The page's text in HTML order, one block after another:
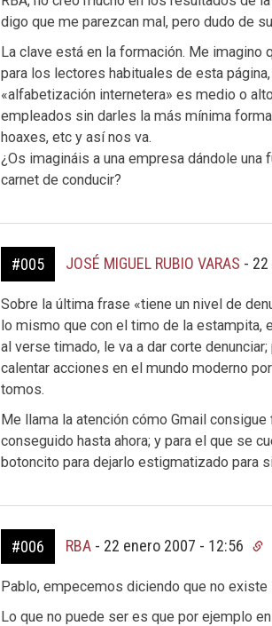
digo que me parezcan mal, pero dudo de
La clave está en la formación. Me
para los lectores habituales de esta
«alfabetización internetera» es medio o
empleados sin darles la más mínima
hoaxes, etc y así nos va.
¿Os imagináis a una empresa dándole
carnet de conducir?
#005 JOSÉ MIGUEL RUBIO VARAS -
Sobre la última frase «tiene un nivel de
lo mismo que con el timo de la estampita,
al verse timado, le va a dar corte
calentar acciones en el mundo moderno
tomos.
Me llama la atención cómo Gmail
conseguido hasta ahora; y para el que se
botoncito para dejarlo estigmatizado para
#006 RBA- 22 enero 2007 - 12:56
Pablo, empecemos diciendo que no
Lo que no puede ser es que por ejemplo